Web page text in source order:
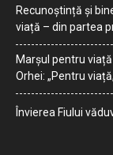
Recunoștință și
viață – din partea
Marșul pentru viață
Orhei: „Pentru
Învierea Fiului